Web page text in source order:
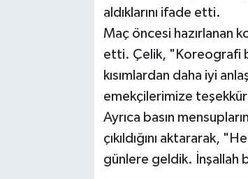
aldıklarını ifade etti.
Maç öncesi hazırlanan
etti. Çelik, "Koreografi
kısımlardan daha iyi
emekçilerimize
Ayrıca basın
çıkıldığını aktararak,
günlere geldik. İnşallah